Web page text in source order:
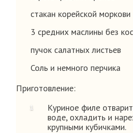
стакан корейской моркови
3 средних маслины без
пучок салатных листьев
Соль и немного перчика
Приготовление:
Куриное филе
воде, охладить и
крупными кубичками.